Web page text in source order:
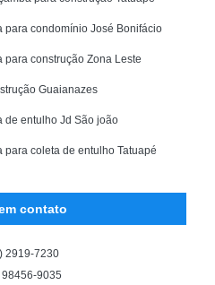
para condomínio José Bonifácio
para construção Zona Leste
Guaianazes
de entulho Jd São joão
coleta de entulho Tatuapé
contato
2919-7230
9035